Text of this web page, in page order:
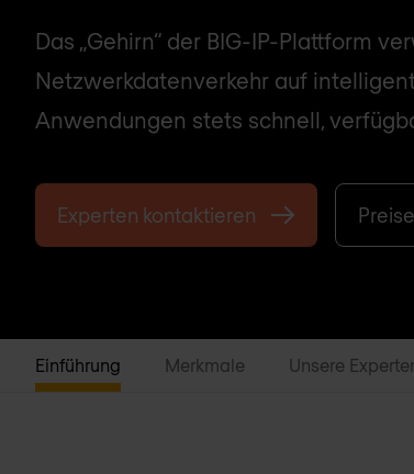
Das „Gehirn“ der BIG-IP-Plattform
Netzwerkdatenverkehr auf
Anwendungen stets schnell,
Experten kontaktieren
Einführung Merkmale Unsere